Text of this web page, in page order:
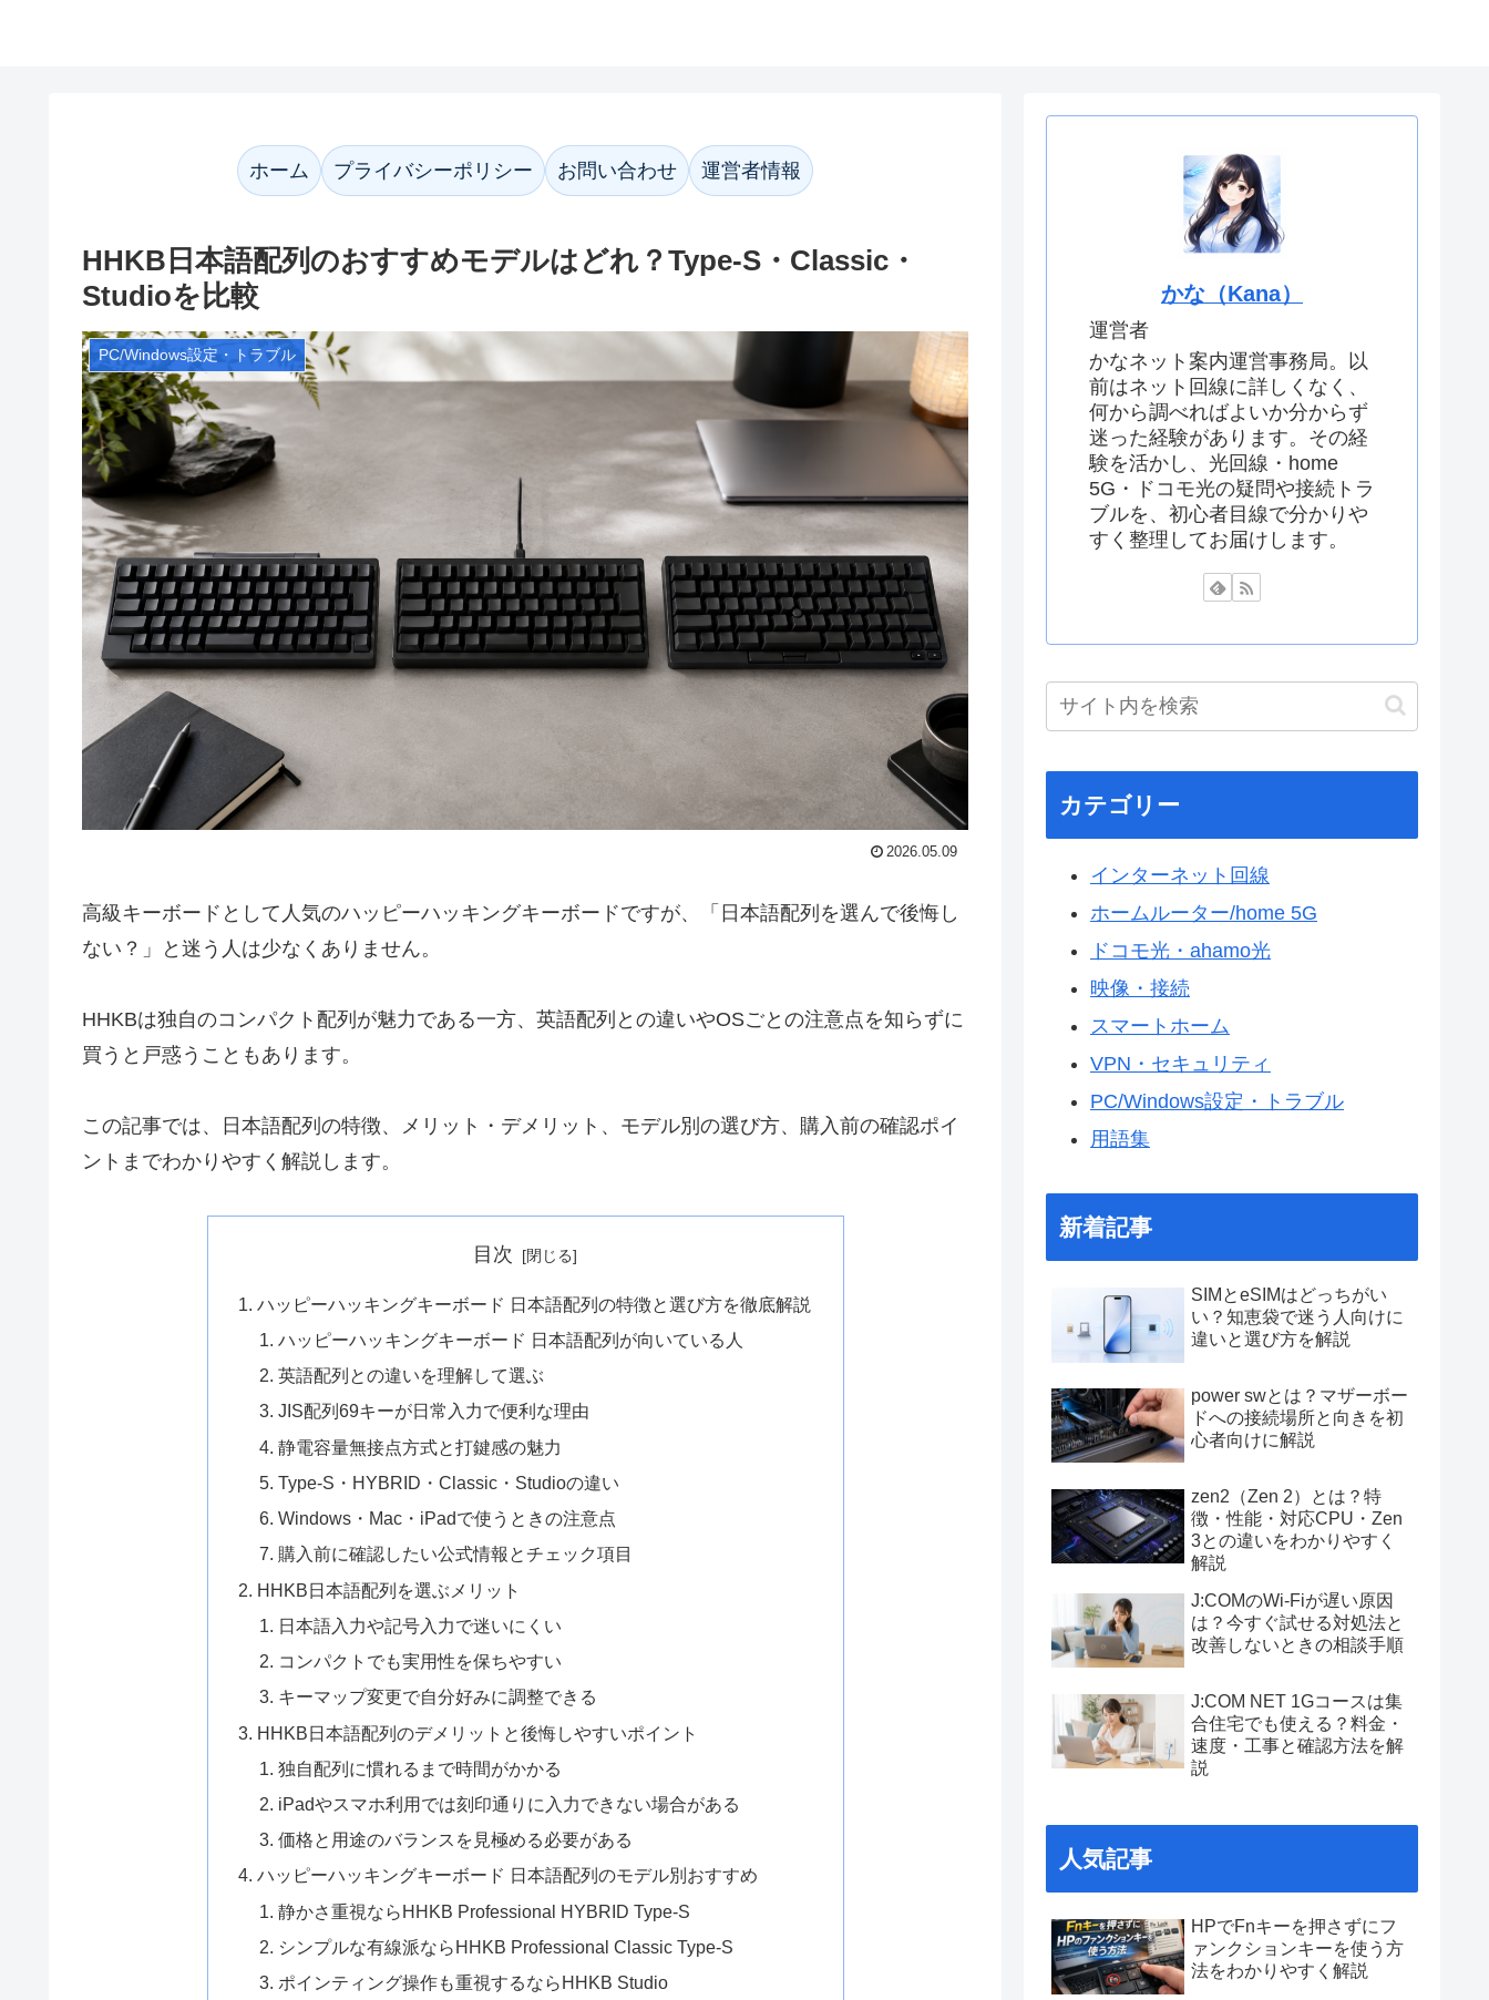
ホーム プライバシーポリシー お問い合わせ 運営者情報
HHKB日本語配列のおすすめモデルはどれ？Type-S・Classic・
Studioを比較
PC/Windows設定・トラブル
2026.05.09
高級キーボードとして人気のハッピーハッキングキーボードですが、「日本語配列を選んで後悔し
ない？」と迷う人は少なくありません。
HHKBは独自のコンパクト配列が魅力である一方、英語配列との違いやOSごとの注意点を知らずに
買うと戸惑うこともあります。
この記事では、日本語配列の特徴、メリット・デメリット、モデル別の選び方、購入前の確認ポイ
ントまでわかりやすく解説します。
目次
ハッピーハッキングキーボード 日本語配列の特徴と選び方を徹底解説
ハッピーハッキングキーボード 日本語配列が向いている人
英語配列との違いを理解して選ぶ
JIS配列69キーが日常入力で便利な理由
静電容量無接点方式と打鍵感の魅力
Type-S・HYBRID・Classic・Studioの違い
Windows・Mac・iPadで使うときの注意点
購入前に確認したい公式情報とチェック項目
HHKB日本語配列を選ぶメリット
日本語入力や記号入力で迷いにくい
コンパクトでも実用性を保ちやすい
キーマップ変更で自分好みに調整できる
HHKB日本語配列のデメリットと後悔しやすいポイント
独自配列に慣れるまで時間がかかる
iPadやスマホ利用では刻印通りに入力できない場合がある
価格と用途のバランスを見極める必要がある
ハッピーハッキングキーボード 日本語配列のモデル別おすすめ
静かさ重視ならHHKB Professional HYBRID Type-S
シンプルな有線派ならHHKB Professional Classic Type-S
ポインティング操作も重視するならHHKB Studio
かな（Kana）
運営者
かなネット案内運営事務局。以
前はネット回線に詳しくなく、
何から調べればよいか分からず
迷った経験があります。その経
験を活かし、光回線・home
5G・ドコモ光の疑問や接続トラ
ブルを、初心者目線で分かりや
すく整理してお届けします。
カテゴリー
インターネット回線
ホームルーター/home 5G
ドコモ光・ahamo光
映像・接続
スマートホーム
VPN・セキュリティ
PC/Windows設定・トラブル
用語集
新着記事
SIMとeSIMはどっちがい
い？知恵袋で迷う人向けに
違いと選び方を解説
power swとは？マザーボー
ドへの接続場所と向きを初
心者向けに解説
zen2（Zen 2）とは？特
徴・性能・対応CPU・Zen
3との違いをわかりやすく
解説
J:COMのWi-Fiが遅い原因
は？今すぐ試せる対処法と
改善しないときの相談手順
J:COM NET 1Gコースは集
合住宅でも使える？料金・
速度・工事と確認方法を解
説
人気記事
HPでFnキーを押さずにフ
ァンクションキーを使う方
法をわかりやすく解説